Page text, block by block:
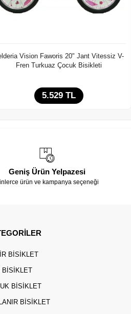
Vision Faworis 20" Jant Vitessiz V-
Fren Turkuaz Çocuk Bisikleti
5.529 TL
Adet
Geniş Ürün Yelpazesi
ürün ve kampanya seçeneği
BISIKLET
BISIKLET
BISIKLET
BISIKLET